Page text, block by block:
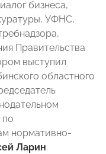
бизнеса,
УФНС,
Правительства
выступил
областного
по
нормативно-
Ларин.